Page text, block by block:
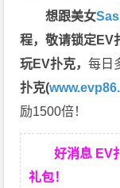
想跟美女
程，敬请锁定EV
玩EV扑克，每日
扑克(
励1500倍！
好消息 EV
礼包！